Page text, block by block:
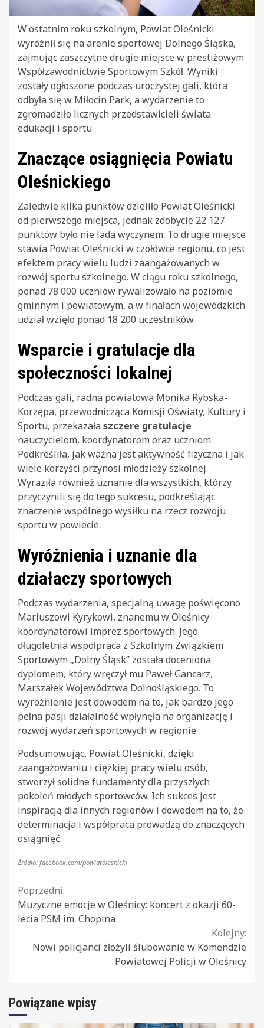
W ostatnim roku szkolnym, Powiat Oleśnicki
wyróżnił się na arenie sportowej Dolnego Śląska,
zajmując zaszczytne drugie miejsce w prestiżowym
Współzawodnictwie Sportowym Szkół. Wyniki
zostały ogłoszone podczas uroczystej gali, która
odbyła się w Miłocin Park, a wydarzenie to
zgromadziło licznych przedstawicieli świata
edukacji i sportu.
Znaczące osiągnięcia Powiatu
Oleśnickiego
Zaledwie kilka punktów dzieliło Powiat Oleśnicki
od pierwszego miejsca, jednak zdobycie 22 127
punktów było nie lada wyczynem. To drugie miejsce
stawia Powiat Oleśnicki w czołówce regionu, co jest
efektem pracy wielu ludzi zaangażowanych w
rozwój sportu szkolnego. W ciągu roku szkolnego,
ponad 78 000 uczniów rywalizowało na poziomie
gminnym i powiatowym, a w finałach wojewódzkich
udział wzięło ponad 18 200 uczestników.
Wsparcie i gratulacje dla
społeczności lokalnej
Podczas gali, radna powiatowa Monika Rybska-
Korzępa, przewodnicząca Komisji Oświaty, Kultury i
Sportu, przekazała szczere gratulacje
nauczycielom, koordynatorom oraz uczniom.
Podkreśliła, jak ważna jest aktywność fizyczna i jak
wiele korzyści przynosi młodzieży szkolnej.
Wyraziła również uznanie dla wszystkich, którzy
przyczynili się do tego sukcesu, podkreślając
znaczenie wspólnego wysiłku na rzecz rozwoju
sportu w powiecie.
Wyróżnienia i uznanie dla
działaczy sportowych
Podczas wydarzenia, specjalną uwagę poświęcono
Mariuszowi Kyrykowi, znanemu w Oleśnicy
koordynatorowi imprez sportowych. Jego
długoletnia współpraca z Szkolnym Związkiem
Sportowym „Dolny Śląsk” została doceniona
dyplomem, który wręczył mu Paweł Gancarz,
Marszałek Województwa Dolnośląskiego. To
wyróżnienie jest dowodem na to, jak bardzo jego
pełna pasji działalność wpłynęła na organizację i
rozwój wydarzeń sportowych w regionie.
Podsumowując, Powiat Oleśnicki, dzięki
zaangażowaniu i ciężkiej pracy wielu osób,
stworzył solidne fundamenty dla przyszłych
pokoleń młodych sportowców. Ich sukces jest
inspiracją dla innych regionów i dowodem na to, że
determinacja i współpraca prowadzą do znaczących
osiągnięć.
Źródło: facebook.com/powiatolesnicki
Continue
Reading
Poprzedni:
Muzyczne emocje w Oleśnicy: koncert z okazji 60-
lecia PSM im. Chopina
Kolejny:
Nowi policjanci złożyli ślubowanie w Komendzie
Powiatowej Policji w Oleśnicy
Powiązane wpisy